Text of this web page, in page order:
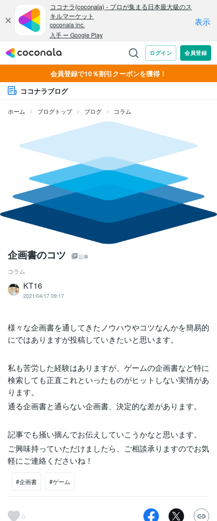
会員登録で10％割引クーポンを獲得！
ココナラブログ
ホーム ブログトップ ブログ コラム
企画書のコツ 記事
コラム
KT16
2021/04/17 09:17
様々な企画書を通してきたノウハウやコツなんかを簡易的
にではありますが投稿していきたいと思います。
私も苦労した経験はありますが、ゲームの企画書など特に
検索しても正直これといったものがヒットしない実情があ
ります。
通る企画書と通らない企画書、決定的な差があります。
記事でも掻い摘んでお伝えしていこうかなと思います。
ご興味持っていただけましたら、ご相談承りますのでお気
軽にご連絡くださいね！
#企画書 #ゲーム
0